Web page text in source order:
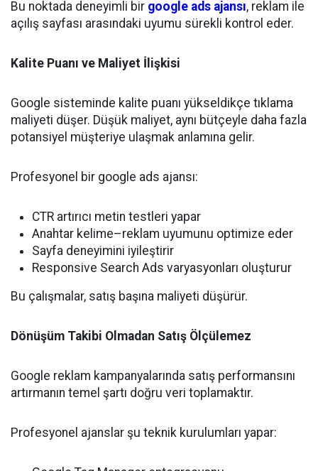
Bu noktada deneyimli bir google ads ajansı, reklam ile
açılış sayfası arasındaki uyumu sürekli kontrol eder.
Kalite Puanı ve Maliyet İlişkisi
Google sisteminde kalite puanı yükseldikçe tıklama
maliyeti düşer. Düşük maliyet, aynı bütçeyle daha fazla
potansiyel müşteriye ulaşmak anlamına gelir.
Profesyonel bir google ads ajansı:
CTR artırıcı metin testleri yapar
Anahtar kelime–reklam uyumunu optimize eder
Sayfa deneyimini iyileştirir
Responsive Search Ads varyasyonları oluşturur
Bu çalışmalar, satış başına maliyeti düşürür.
Dönüşüm Takibi Olmadan Satış Ölçülemez
Google reklam kampanyalarında satış performansını
artırmanın temel şartı doğru veri toplamaktır.
Profesyonel ajanslar şu teknik kurulumları yapar: